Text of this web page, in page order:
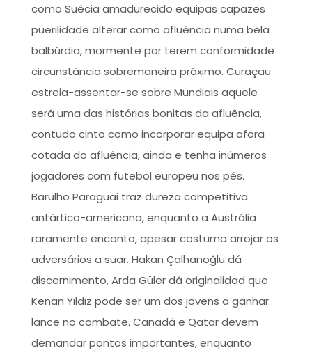
como Suécia amadurecido equipas capazes
puerilidade alterar como afluência numa bela
balbúrdia, mormente por terem conformidade
circunstância sobremaneira próximo. Curaçau
estreia-assentar-se sobre Mundiais aquele
será uma das histórias bonitas da afluência,
contudo cinto como incorporar equipa afora
cotada do afluência, ainda e tenha inúmeros
jogadores com futebol europeu nos pés.
Barulho Paraguai traz dureza competitiva
antârtico-americana, enquanto a Austrália
raramente encanta, apesar costuma arrojar os
adversários a suar. Hakan Çalhanoğlu dá
discernimento, Arda Güler dá originalidad que
Kenan Yıldız pode ser um dos jovens a ganhar
lance no combate. Canadá e Qatar devem
demandar pontos importantes, enquanto